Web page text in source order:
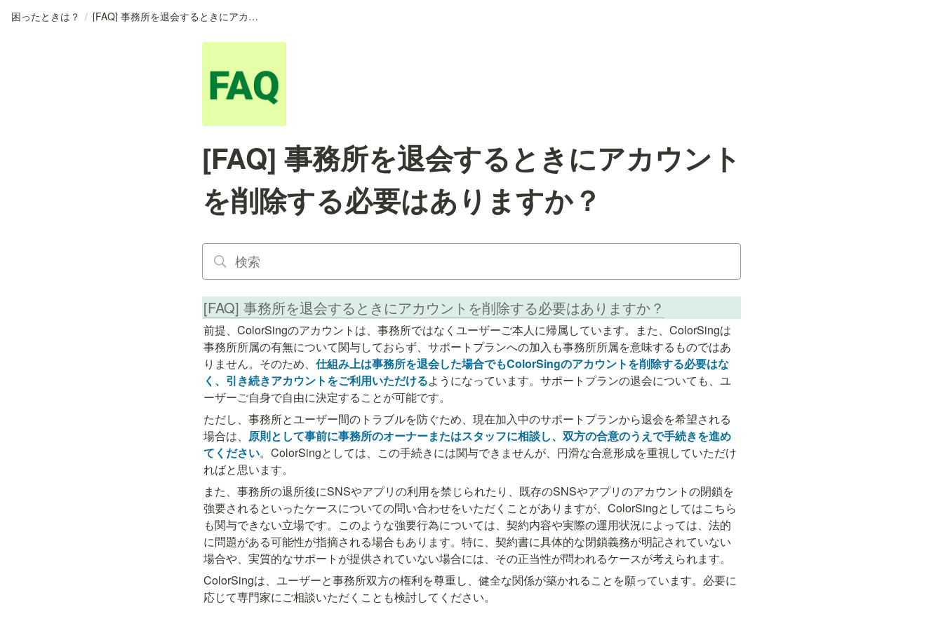
困ったときは？ / [FAQ] 事務所を退会するときにアカウントを削除する必要はありますか？
[FAQ] 事務所を退会するときにアカウント
を削除する必要はありますか？
[FAQ] 事務所を退会するときにアカウントを削除する必要はありますか？
前提、ColorSingのアカウントは、事務所ではなくユーザーご本人に帰属しています。また、ColorSingは
事務所所属の有無について関与しておらず、サポートプランへの加入も事務所所属を意味するものではあ
りません。そのため、 仕組み上は事務所を退会した場合でもColorSingのアカウントを削除する必要はな
く、引き続きアカウントをご利用いただけるようになっています。サポートプランの退会についても、ユ
ーザーご自身で自由に決定することが可能です。
ただし、事務所とユーザー間のトラブルを防ぐため、現在加入中のサポートプランから退会を希望される
場合は、 原則として事前に事務所のオーナーまたはスタッフに相談し、双方の合意のうえで手続きを進め
てください。ColorSingとしては、この手続きには関与できませんが、円滑な合意形成を重視していただけ
ればと思います。
また、事務所の退所後にSNSやアプリの利用を禁じられたり、既存のSNSやアプリのアカウントの閉鎖を
強要されるといったケースについての問い合わせをいただくことがありますが、ColorSingとしてはこちら
も関与できない立場です。このような強要行為については、契約内容や実際の運用状況によっては、法的
に問題がある可能性が指摘される場合もあります。特に、契約書に具体的な閉鎖義務が明記されていない
場合や、実質的なサポートが提供されていない場合には、その正当性が問われるケースが考えられます。
ColorSingは、ユーザーと事務所双方の権利を尊重し、健全な関係が築かれることを願っています。必要に
応じて専門家にご相談いただくことも検討してください。